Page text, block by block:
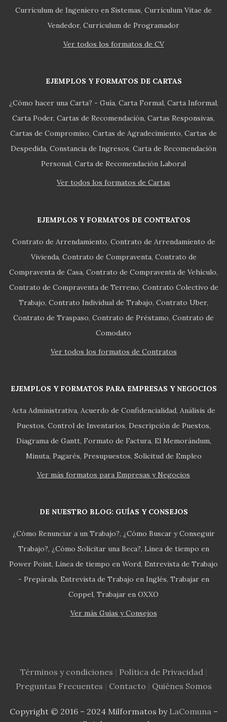
Currículum de Ingeniero en Sistemas Currículum Vitae de
Vendedor Currículum de Programador
Ver todos los formatos de CV
EJEMPLOS Y FORMATOS DE CARTAS
¿Cómo hacer una Carta? - Guía Carta Formal Carta Informal
Carta Poder Cartas de Recomendación Cartas Responsivas
Cartas de Compromiso Cartas de Agradecimiento Cartas de
Despedida Constancia de Ingresos Carta de Recomendación
Personal Carta de Recomendación Laboral
Ver todos los formatos de Cartas
EJEMPLOS Y FORMATOS DE CONTRATOS
Contrato de Arrendamiento Contrato de Arrendamiento de
Vivienda Contrato de Compraventa Contrato de
Compraventa de Casa Contrato de Compraventa de Vehículo
Contrato de Compraventa de Terreno Contrato Colectivo de
Trabajo Contrato Individual de Trabajo Contrato Uber
Contrato de Traspaso Contrato de Préstamo Contrato de
Comodato
Ver todos los formatos de Contratos
EJEMPLOS Y FORMATOS PARA EMPRESAS Y NEGOCIOS
Acta Administrativa Acuerdo de Confidencialidad Análisis de
Puestos Control de Inventarios Descripción de Puestos
Diagrama de Gantt Formato de Factura El Memorándum
Minuta Pagarés Presupuestos Solicitud de Empleo
Ver más formatos para Empresas y Negocios
DE NUESTRO BLOG: GUÍAS Y CONSEJOS
¿Cómo Renunciar a un Trabajo? ¿Cómo Buscar y Conseguir
Trabajo? ¿Cómo Solicitar una Beca? Línea de tiempo en
Power Point Línea de tiempo en Word Entrevista de Trabajo
- Prepárala Entrevista de Trabajo en Inglés Trabajar en
Coppel Trabajar en OXXO
Ver más Guías y Consejos
Términos y condiciones Política de Privacidad
Preguntas Frecuentes
Contacto Quiénes Somos
Copyright © 2016 – 2024 Milformatos by LaComuna –